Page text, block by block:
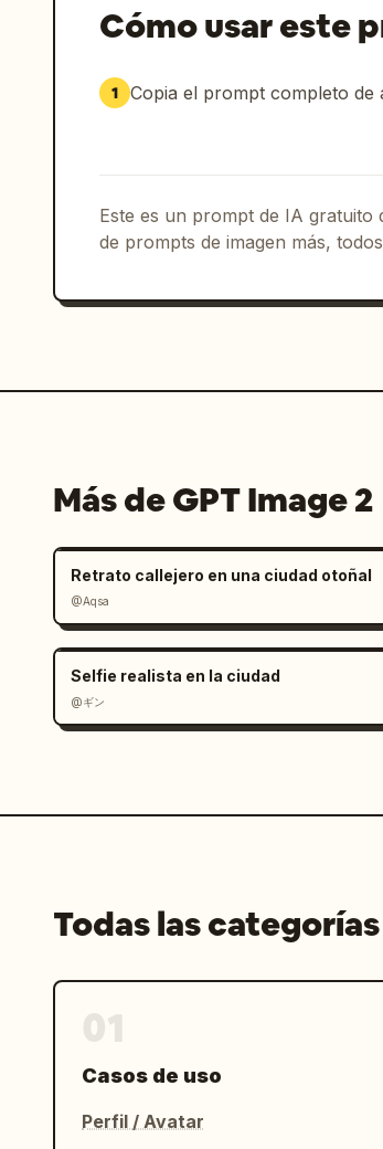
      "widgets": [
        "Galería de regalos 24/28 Clásico"
      ]
      "action": "envió
      "multiplier": "x1",
    },
        "7 Pescadito: El gatito es demasiado lindo😍",
        "12 Nube: ¡Gracias, Hailey!",
    "floating_reactions": [
      "corazones rosas",
      "corazones amarillos",
      "corazones azules",
        "cara sonriente",
        "corazón",
        "puntos suspensivos"
  }
Cómo usar este
1 Copia el prompt completo de
Este es un prompt de IA gratuito
de prompts de imagen más,
Más de GPT Image 2
Retrato callejero en una ciudad otoñal
@Aqsa
Selfie realista en la ciudad
@ギン
Todas las
Casos de uso
Perfil / Avatar